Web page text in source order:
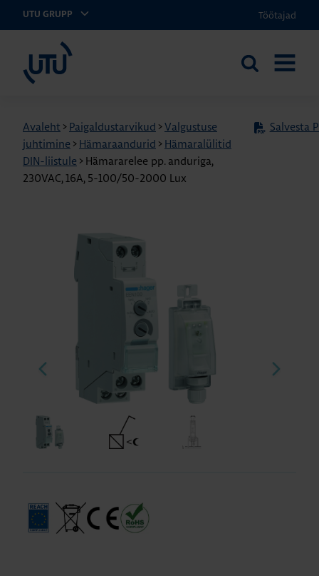
UTU GRUPP Töötajad
Otsi
Avaleht > Paigaldustarvikud >Valgustuse
juhtimine > Hämaraandurid > Hämaralülitid
DIN-liistule > Hämararelee pp. anduriga,
230VAC, 16A, 5-100/50-2000 Lux
Salvesta